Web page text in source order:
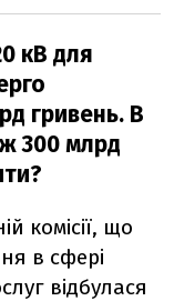
кВ для
гривень. В
300 млрд
комісії, що
в сфері
відбулася